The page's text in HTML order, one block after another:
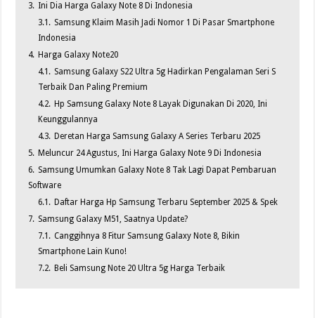
3. Ini Dia Harga Galaxy Note 8 Di Indonesia
3.1. Samsung Klaim Masih Jadi Nomor 1 Di Pasar Smartphone
Indonesia
4. Harga Galaxy Note20
4.1. Samsung Galaxy S22 Ultra 5g Hadirkan Pengalaman Seri S
Terbaik Dan Paling Premium
4.2. Hp Samsung Galaxy Note 8 Layak Digunakan Di 2020, Ini
Keunggulannya
4.3. Deretan Harga Samsung Galaxy A Series Terbaru 2025
5. Meluncur 24 Agustus, Ini Harga Galaxy Note 9 Di Indonesia
6. Samsung Umumkan Galaxy Note 8 Tak Lagi Dapat Pembaruan
Software
6.1. Daftar Harga Hp Samsung Terbaru September 2025 & Spek
7. Samsung Galaxy M51, Saatnya Update?
7.1. Canggihnya 8 Fitur Samsung Galaxy Note 8, Bikin
Smartphone Lain Kuno!
7.2. Beli Samsung Note 20 Ultra 5g Harga Terbaik